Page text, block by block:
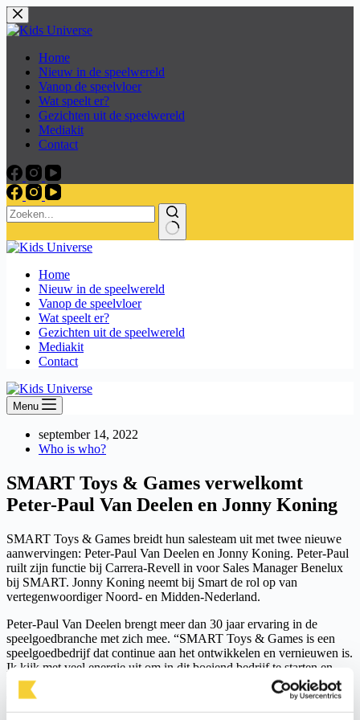
Skip
to
Home
Nieuw in de speelwereld
Vanop de speelvloer
Wat speelt er?
Gezichten uit de speelwereld
Mediakit
Contact
Home
Nieuw in de speelwereld
Vanop de speelvloer
Wat speelt er?
Gezichten uit de speelwereld
Mediakit
Contact
Menu
september 14, 2022
Who is who?
SMART Toys & Games verwelkomt
Peter-Paul Van Deelen en Jonny Koning
SMART Toys & Games breidt hun salesteam uit met twee nieuwe
aanwervingen: Peter-Paul Van Deelen en Jonny Koning. Peter-Paul
ruilt zijn functie bij Carrera-Revell in voor Sales Manager Benelux
bij SMART. Jonny Koning neemt bij Smart de rol op van
vertegenwoordiger Noord- en Midden-Nederland.
Peter-Paul Van Deelen brengt meer dan 30 jaar ervaring in de
speelgoedbranche met zich mee. “SMART Toys & Games is een
speelgoedbedrijf dat continue aan het ontwikkelen en vernieuwen is.
Ik kijk met veel energie uit om in dit boeiend bedrijf te starten en
hoop met mijn ervaring en kennis, samen met het hele salesteam,
een belangrijke bijdrage te kunnen leveren in de verdere groei van
SMART”.